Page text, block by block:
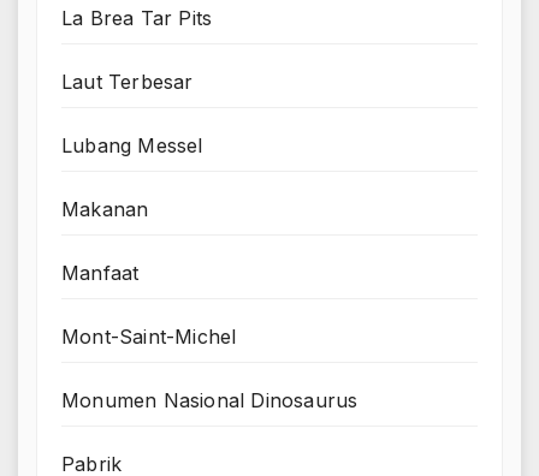
La Brea Tar Pits
Laut Terbesar
Lubang Messel
Makanan
Manfaat
Mont-Saint-Michel
Monumen Nasional Dinosaurus
Pabrik